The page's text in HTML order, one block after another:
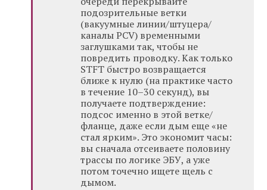
подозрительные ветки
(вакуумные линии/штуцера/
каналы PCV) временными
заглушками так, чтобы не
повредить проводку. Как только
STFT быстро возвращается
ближе к нулю (на практике часто
в течение 10–30 секунд), вы
получаете подтверждение:
подсос именно в этой ветке/
фланце, даже если дым еще «не
стал ярким». Это экономит часы:
вы сначала отсеиваете половину
трассы по логике ЭБУ, а уже
потом точечно ищете щель с
дымом.